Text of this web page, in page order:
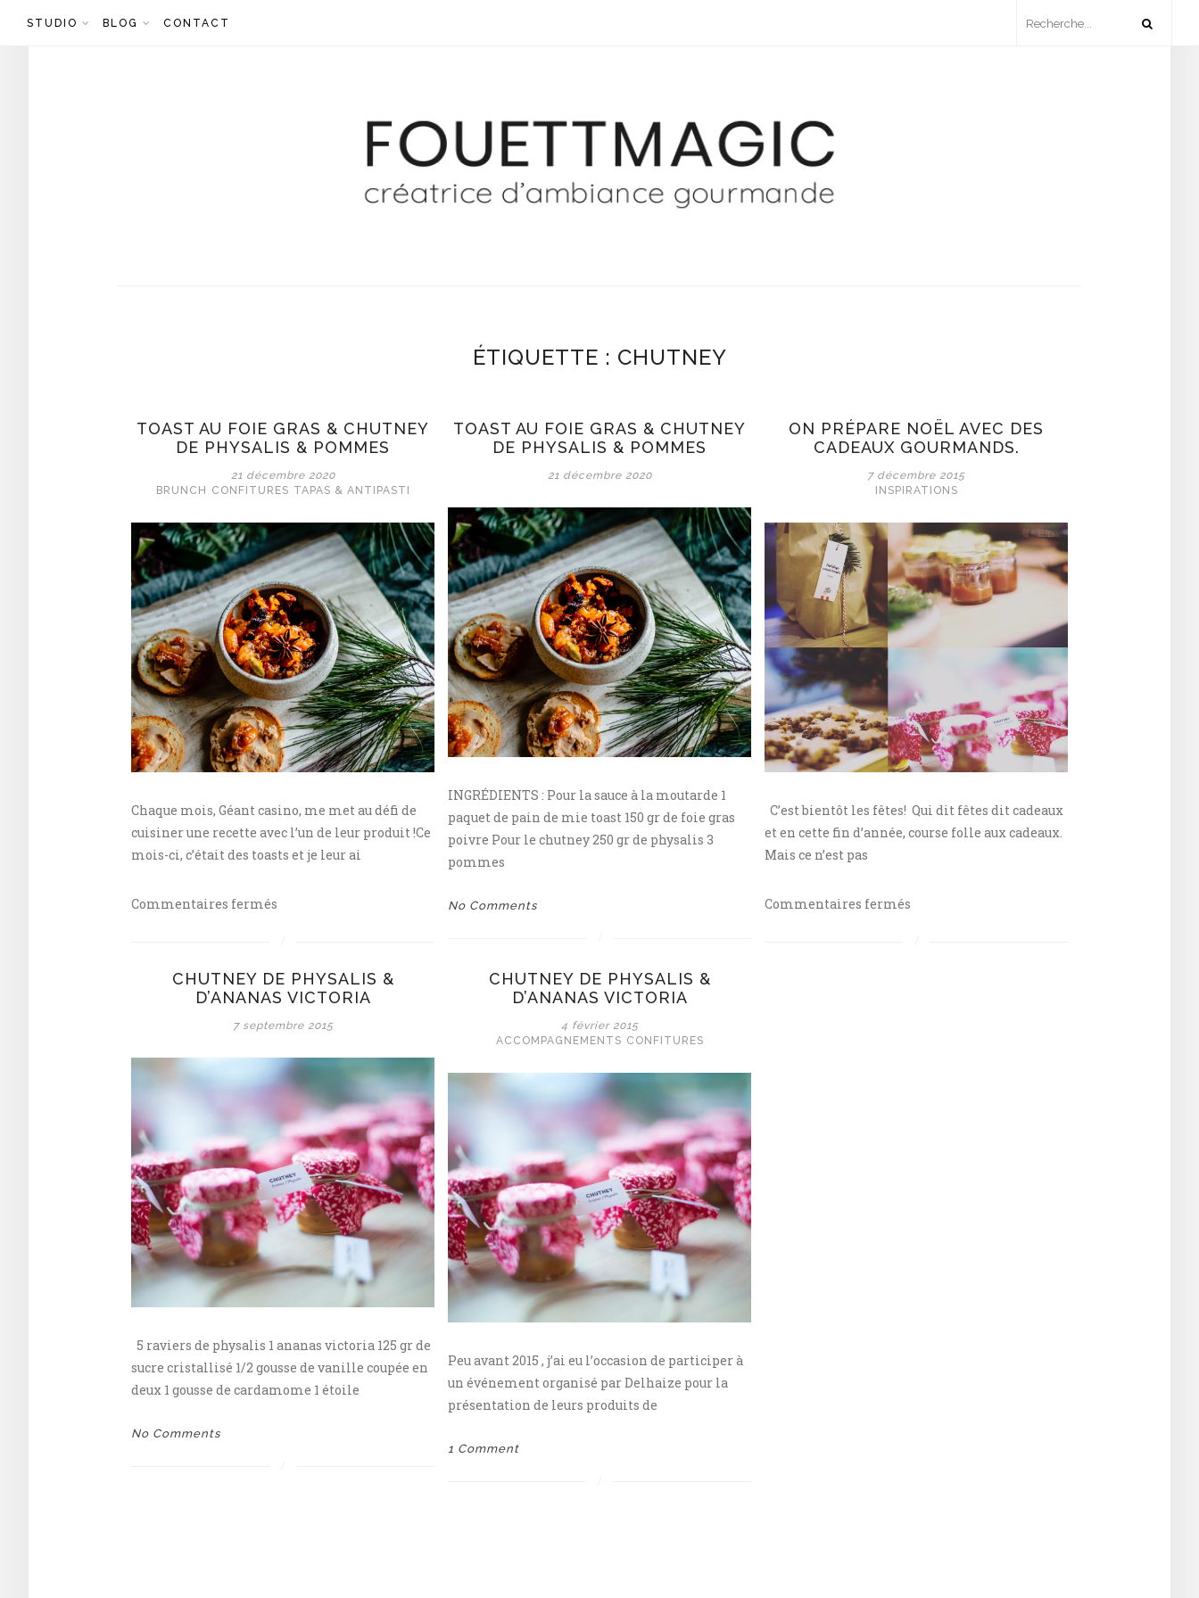
STUDIO BLOG CONTACT
ÉTIQUETTE : CHUTNEY
TOAST AU FOIE GRAS & CHUTNEY
DE PHYSALIS & POMMES
21 décembre 2020
BRUNCH
CONFITURES TAPAS & ANTIPASTI
Chaque mois, Géant casino, me met au défi de
cuisiner une recette avec l’un de leur produit !Ce
mois-ci, c’était des toasts et je leur ai
Commentaires fermés
foie
gras
de
physalis
pommes
TOAST AU FOIE GRAS & CHUTNEY
DE PHYSALIS & POMMES
21 décembre 2020
INGRÉDIENTS : Pour la sauce à la moutarde 1
paquet de pain de mie toast 150 gr de foie gras
poivre Pour le chutney 250 gr de physalis 3
pommes
No Comments
ON PRÉPARE NOËL AVEC DES
CADEAUX GOURMANDS.
7 décembre 2015
INSPIRATIONS
C’est bientôt les fêtes! Qui dit fêtes dit cadeaux
et en cette fin d’année, course folle aux cadeaux.
Mais ce n’est pas
Commentaires fermés
CHUTNEY DE PHYSALIS &
D’ANANAS VICTORIA
7 septembre 2015
5 raviers de physalis 1 ananas victoria 125 gr de
sucre cristallisé 1/2 gousse de vanille coupée en
deux 1 gousse de cardamome 1 étoile
No Comments
CHUTNEY DE PHYSALIS &
D’ANANAS VICTORIA
4 février 2015
ACCOMPAGNEMENTS CONFITURES
Peu avant 2015 , j’ai eu l’occasion de participer à
un événement organisé par Delhaize pour la
présentation de leurs produits de
1 Comment